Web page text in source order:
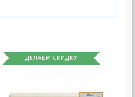
ДЕЛАЕМ СКИДКУ